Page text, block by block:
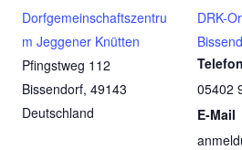
Dorfgemeinschaftszentru
m Jeggener Knütten
Pfingstweg 112
Bissendorf, 49143
Deutschland
DRK-
Telefon
05402
E-Mail